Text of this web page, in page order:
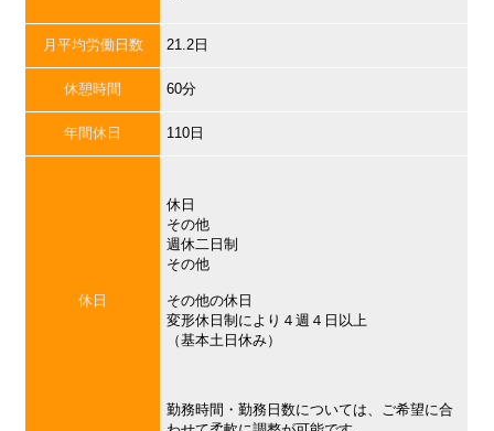
月平均労働日数 21.2日
休憩時間 60分
年間休日 110日
休日
休日
その他
週休二日制
その他
その他の休日
変形休日制により４週４日以上
（基本土日休み）
勤務時間・勤務日数については、ご希望に合